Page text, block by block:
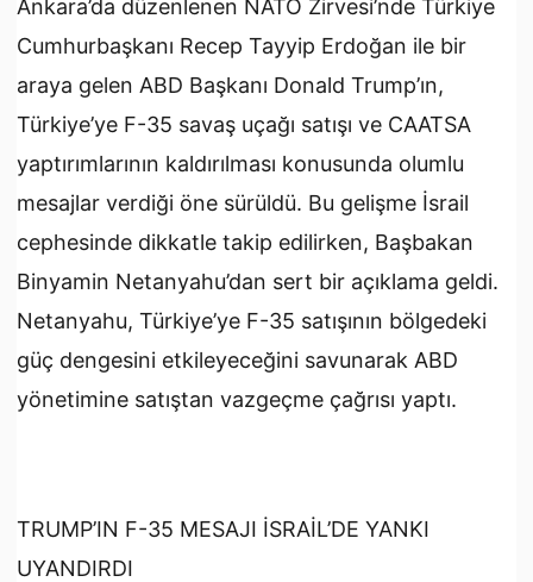
Ankara’da düzenlenen NATO Zirvesi’nde Türkiye
Cumhurbaşkanı Recep Tayyip Erdoğan ile bir
araya gelen ABD Başkanı Donald Trump’ın,
Türkiye’ye F-35 savaş uçağı satışı ve CAATSA
yaptırımlarının kaldırılması konusunda olumlu
mesajlar verdiği öne sürüldü. Bu gelişme İsrail
cephesinde dikkatle takip edilirken, Başbakan
Binyamin Netanyahu’dan sert bir açıklama geldi.
Netanyahu, Türkiye’ye F-35 satışının bölgedeki
güç dengesini etkileyeceğini savunarak ABD
yönetimine satıştan vazgeçme çağrısı yaptı.
TRUMP’IN F-35 MESAJI İSRAİL’DE YANKI
UYANDIRDI